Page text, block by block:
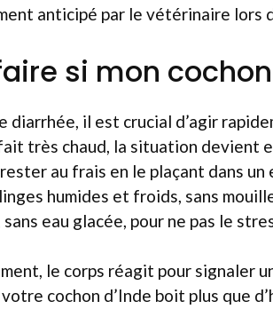
anticipé par le vétérinaire lors
si mon
diarrhée, il est crucial d’agir
très chaud, la situation devient
rester au frais en le plaçant dans
humides et froids, sans
eau glacée, pour ne pas le
le corps réagit pour signaler
votre cochon d’Inde boit plus que